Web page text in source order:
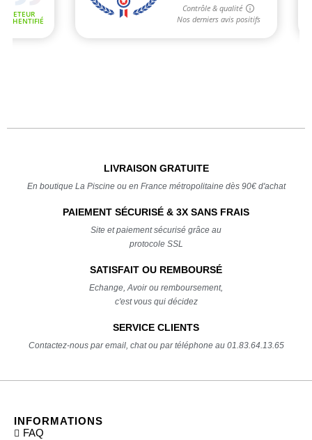
LIVRAISON GRATUITE
En boutique La Piscine ou en France métropolitaine dès 90€ d'achat
PAIEMENT SÉCURISÉ & 3X SANS FRAIS
Site et paiement sécurisé grâce au
protocole SSL
SATISFAIT OU REMBOURSÉ
Echange, Avoir ou remboursement,
c'est vous qui décidez
SERVICE CLIENTS
Contactez-nous par email, chat ou par téléphone au 01.83.64.13.65
INFORMATIONS
FAQ